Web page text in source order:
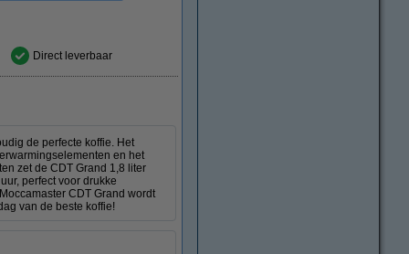
Direct leverbaar
de perfecte koffie. Het
en het
zet de CDT Grand 1,8 liter
perfect voor drukke
CDT Grand wordt
van de beste koffie!